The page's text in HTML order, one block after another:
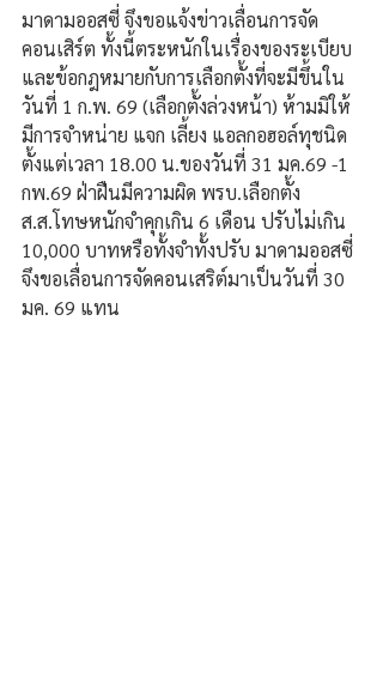
มาดามออสซี่ จึงขอแจ้งข่าวเลื่อนการจัด
คอนเสิร์ต ทั้งนี้ตระหนักในเรื่องของระเบียบ
และข้อกฎหมายกับการเลือกตั้งที่จะมีขึ้นใน
วันที่ 1 ก.พ. 69 (เลือกตั้งล่วงหน้า) ห้ามมิให้
มีการจำหน่าย แจก เลี้ยง แอลกอฮอล์ทุชนิด
ตั้งแต่เวลา 18.00 น.ของวันที่ 31 มค.69 -1
กพ.69 ฝ่าฝืนมีความผิด พรบ.เลือกตั้ง
ส.ส.โทษหนักจำคุกเกิน 6 เดือน ปรับไม่เกิน
10,000 บาทหรือทั้งจำทั้งปรับ มาดามออสซี่
จึงขอเลื่อนการจัดคอนเสริต์มาเป็นวันที่ 30
มค. 69 แทน